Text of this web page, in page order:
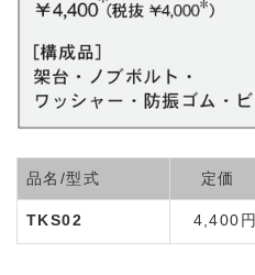
品名/型式 定価
TKS02 4,400円